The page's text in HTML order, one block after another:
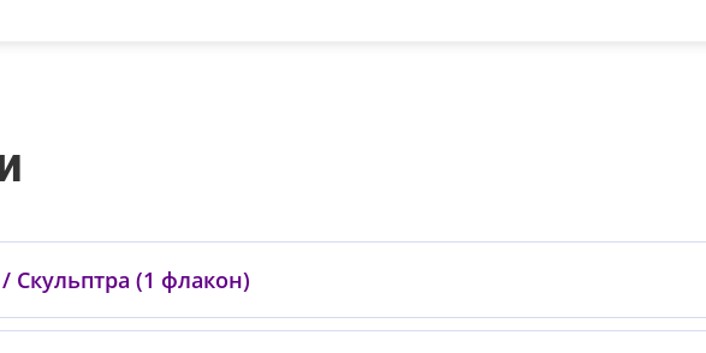
Скульптра (1 флакон)